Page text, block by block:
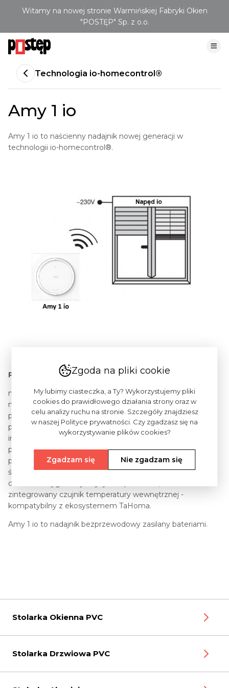
Witamy na nowej stronie Warmińskiej Fabryki Okien
"POSTĘP" Sp. z o.o.
Technologia io-homecontrol®
Amy 1 io
Amy 1 io to naścienny nadajnik nowej generacji w
technologii io-homecontrol®.
Podstawowe cechy produktu:
manualne sterowanie pojedynczego napędu io, grupą
napędów w jednym pomieszczeniu,
przyciski GÓRA, DÓŁ podnoszą lub opuszczają roletę,
przycisk myzatrzymuje roletę lub wywołuje ustawioną
indywidualnie pozycję komfortową,
przycisk programujący znajduje się na odwrocie modułu,
płytka mocująca umożliwia prosty i szybki montaż na
ścianie, bez konieczności gniazda instalacyjnego,
dioda LED sygnalizuje wysyłane polecenia,
zintegrowany czujnik temperatury wewnętrznej -
kompatybilny z ekosystemem TaHoma.
Amy 1 io to nadajnik bezprzewodowy zasilany bateriami.
Stolarka Okienna PVC
Stolarka Drzwiowa PVC
Zgoda na pliki cookie
My lubimy ciasteczka, a Ty? Wykorzystujemy pliki
cookies do prawidłowego działania strony oraz w
celu analizy ruchu na stronie. Szczegóły znajdziesz
w naszej Polityce prywatności. Czy zgadzasz się na
wykorzystywanie plików cookies?
Zgadzam się Nie zgadzam się